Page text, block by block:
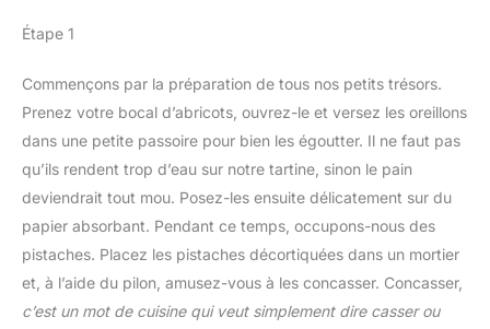
Étape 1
Commençons par la préparation de tous nos petits trésors.
Prenez votre bocal d’abricots, ouvrez-le et versez les oreillons
dans une petite passoire pour bien les égoutter. Il ne faut pas
qu’ils rendent trop d’eau sur notre tartine, sinon le pain
deviendrait tout mou. Posez-les ensuite délicatement sur du
papier absorbant. Pendant ce temps, occupons-nous des
pistaches. Placez les pistaches décortiquées dans un mortier
et, à l’aide du pilon, amusez-vous à les concasser. Concasser,
c’est un mot de cuisine qui veut simplement dire casser ou